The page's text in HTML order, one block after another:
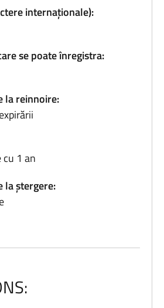
internaționale):
se poate înregistra:
la reinnoire:
cu 1 an
la ștergere: